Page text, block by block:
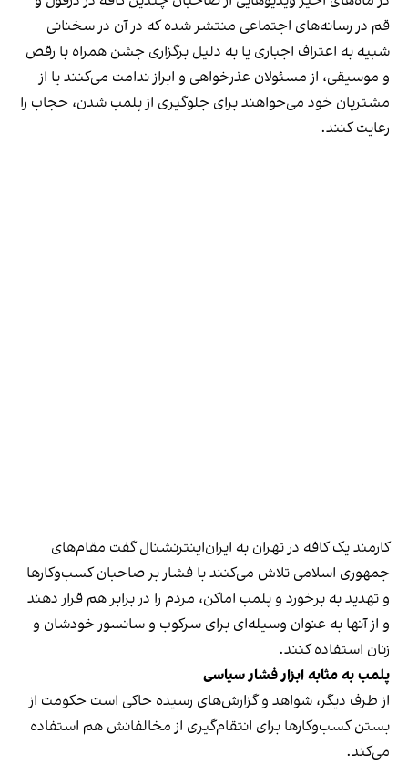
قم در رسانه‌های اجتماعی منتشر شده که در آن در سخنانی
شبیه به اعتراف اجباری یا به دلیل برگزاری جشن همراه با رقص
و موسیقی، از مسئولان عذرخواهی و ابراز ندامت می‌کنند یا از
مشتریان خود می‌خواهند برای جلوگیری از پلمب شدن، حجاب را
رعایت کنند.
کارمند یک کافه در تهران به ایران‌اینترنشنال گفت مقام‌های
جمهوری اسلامی تلاش می‌کنند با فشار بر صاحبان کسب‌وکارها
و تهدید به برخورد و پلمب اماکن، مردم را در برابر هم قرار دهند
و از آنها به عنوان وسیله‌ای برای سرکوب و سانسور خودشان و
زنان استفاده کنند.
پلمب به مثابه ابزار فشار سیاسی
از طرف دیگر، شواهد و گزارش‌های رسیده حاکی است حکومت از
بستن کسب‌وکارها برای انتقام‌گیری از مخالفانش هم استفاده
می‌کند.